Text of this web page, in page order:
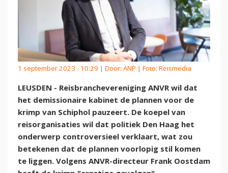
1 september 2023 - 10:29 | Door: ANP | Foto: Reismedia
LEUSDEN - Reisbranchevereniging ANVR wil dat
het demissionaire kabinet de plannen voor de
krimp van Schiphol pauzeert. De koepel van
reisorganisaties wil dat politiek Den Haag het
onderwerp controversieel verklaart, wat zou
betekenen dat de plannen voorlopig stil komen
te liggen. Volgens ANVR-directeur Frank Oostdam